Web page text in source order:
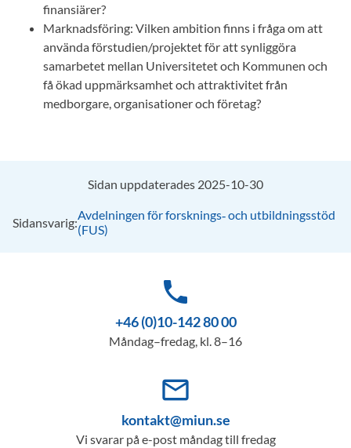
finansiärer?
Marknadsföring: Vilken ambition finns i fråga om att
använda förstudien/projektet för att synliggöra
samarbetet mellan Universitetet och Kommunen och
få ökad uppmärksamhet och attraktivitet från
medborgare, organisationer och företag?
Sidan uppdaterades 2025-10-30
Sidansvarig:Avdelningen för forsknings‑ och utbildningsstöd
(FUS)
phone
+46 (0)10-142 80 00
Måndag–fredag, kl. 8–16
mail_outline
kontakt@miun.se
Vi svarar på e-post måndag till fredag